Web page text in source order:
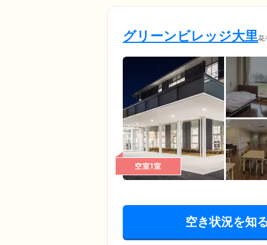
グリーンビレッジ大里花
空室1室
空き状況を知